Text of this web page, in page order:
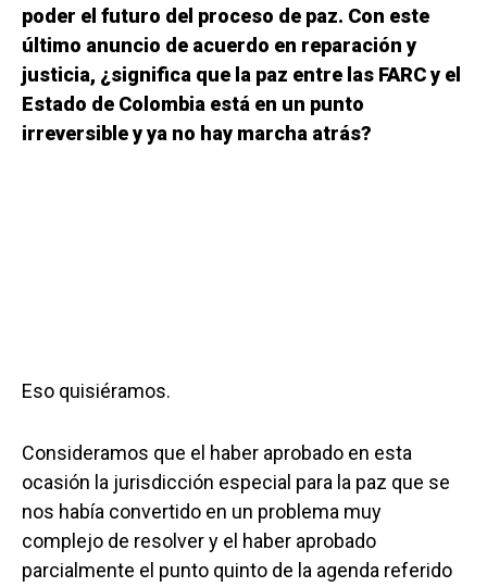
poder el futuro del proceso de paz. Con este
último anuncio de acuerdo en reparación y
justicia, ¿significa que la paz entre las FARC y el
Estado de Colombia está en un punto
irreversible y ya no hay marcha atrás?
Eso quisiéramos.
Consideramos que el haber aprobado en esta
ocasión la jurisdicción especial para la paz que se
nos había convertido en un problema muy
complejo de resolver y el haber aprobado
parcialmente el punto quinto de la agenda referido